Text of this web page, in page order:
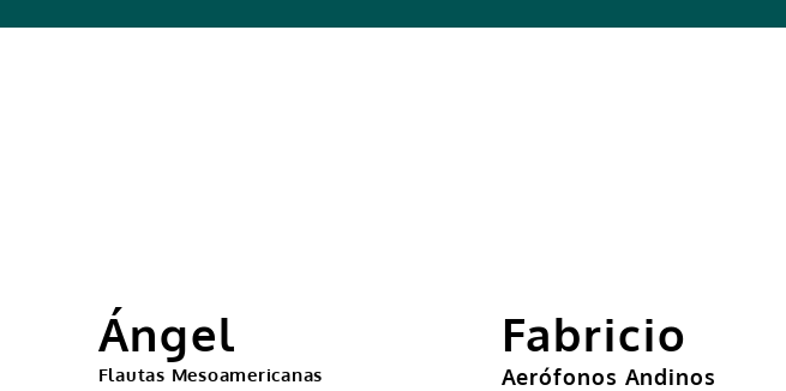
Ángel
Flautas Mesoamericanas
Fabricio
Aerófonos Andinos